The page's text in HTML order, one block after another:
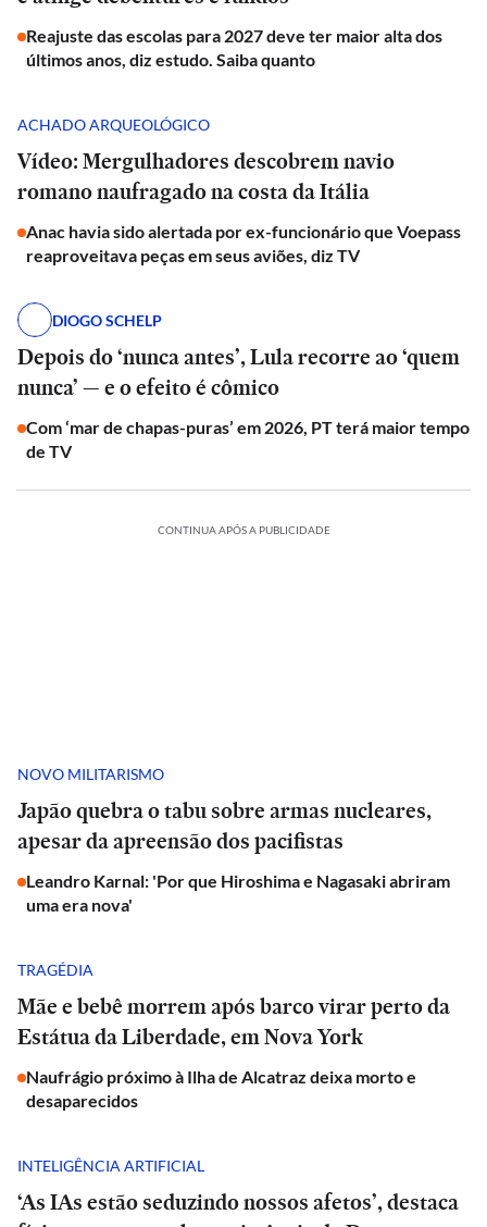
Reajuste das escolas para 2027 deve ter maior alta dos
últimos anos, diz estudo. Saiba quanto
ACHADO ARQUEOLÓGICO
Vídeo: Mergulhadores descobrem navio
romano naufragado na costa da Itália
Anac havia sido alertada por ex-funcionário que Voepass
reaproveitava peças em seus aviões, diz TV
DIOGO SCHELP
Depois do ‘nunca antes’, Lula recorre ao ‘quem
nunca’ — e o efeito é cômico
Com ‘mar de chapas-puras’ em 2026, PT terá maior tempo
de TV
CONTINUA APÓS A PUBLICIDADE
NOVO MILITARISMO
Japão quebra o tabu sobre armas nucleares,
apesar da apreensão dos pacifistas
Leandro Karnal: 'Por que Hiroshima e Nagasaki abriram
uma era nova'
TRAGÉDIA
Mãe e bebê morrem após barco virar perto da
Estátua da Liberdade, em Nova York
Naufrágio próximo à Ilha de Alcatraz deixa morto e
desaparecidos
INTELIGÊNCIA ARTIFICIAL
‘As IAs estão seduzindo nossos afetos’, destaca